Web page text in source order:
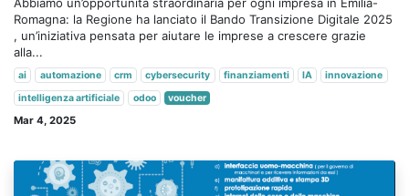
Romagna: la Regione ha lanciato il Bando Transizione Digitale 2025
, un’iniziativa pensata per aiutare le imprese a crescere grazie
alla...
ai automazione crm cybersecurity finanziamenti IA
innovazione
intelligenza artificiale
odoo voucher
Mar 4, 2025